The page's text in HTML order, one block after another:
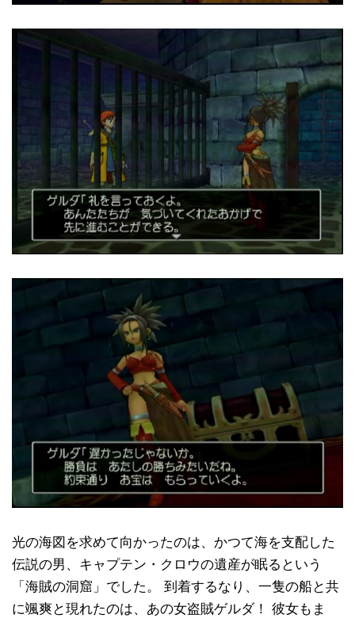
光の海図を求めて向かったのは、かつて海を支配した
伝説の男、キャプテン・クロウの遺産が眠るという
「海賊の洞窟」でした。 到着するなり、一隻の船と共
に颯爽と現れたのは、あの女盗賊ゲルダ！ 彼女もま